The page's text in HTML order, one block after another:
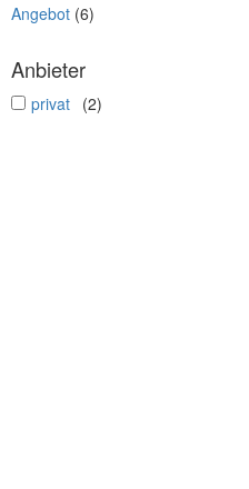
Angebot (6)
Anbieter
undefined
privat (2)